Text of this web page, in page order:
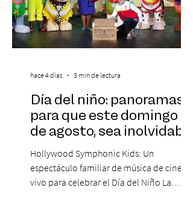
Día del niño: panoramas
para que este domingo 09
de agosto, sea inolvidable
Hollywood Symphonic Kids: Un
espectáculo familiar de música de cine en
vivo para celebrar el Día del Niño La
hace 4 días 3 min de lectura